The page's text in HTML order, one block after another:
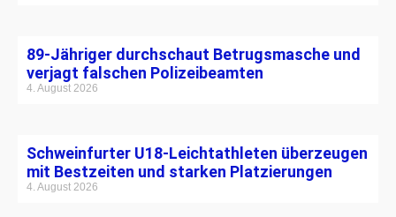
89-Jähriger durchschaut Betrugsmasche und
verjagt falschen Polizeibeamten
4. August 2026
Schweinfurter U18-Leichtathleten überzeugen
mit Bestzeiten und starken Platzierungen
4. August 2026